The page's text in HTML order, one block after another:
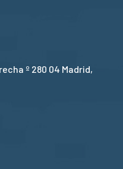
º 280 04 Madrid,